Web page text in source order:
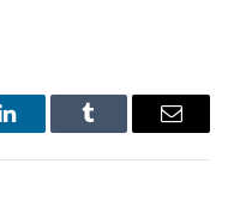
LinkedInTumblr Email